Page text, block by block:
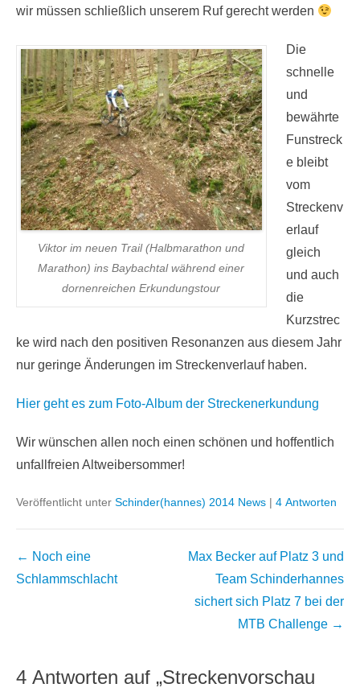
knackiger und der Halbmarathon noch trailiger werden,
Viktor im neuen Trail (Halbmarathon und
Marathon) ins Baybachtal während einer
dornenreichen Erkundungstour
Die
schnelle
und
bewährte
Funstreck
e bleibt
vom
Streckenv
erlauf
gleich
und auch
die
Kurzstrec
ke wird nach den positiven Resonanzen aus diesem Jahr
Wir wünschen allen noch einen schönen und hoffentlich
Beitragsnavigation
←Noch eine
Max Becker auf Platz 3 und
Team Schinderhannes
sichert sich Platz 7 bei der